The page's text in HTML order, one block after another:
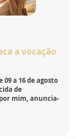
a vocação
09 a 16 de agosto
de
mim, anuncia-